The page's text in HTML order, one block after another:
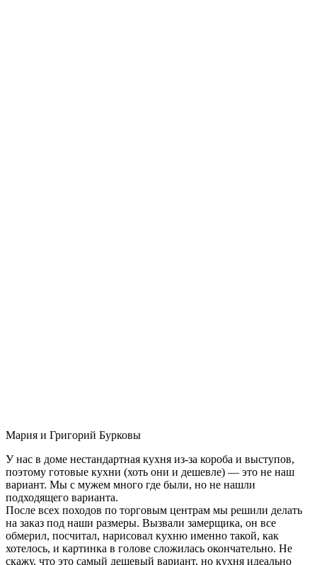
Мария и Григорий Бурковы
У нас в доме нестандартная кухня из-за короба и выступов,
поэтому готовые кухни (хоть они и дешевле) — это не наш
вариант. Мы с мужем много где были, но не нашли
подходящего варианта.
После всех походов по торговым центрам мы решили делать
на заказ под наши размеры. Вызвали замерщика, он все
обмерил, посчитал, нарисовал кухню именно такой, как
хотелось, и картинка в голове сложилась окончательно. Не
скажу, что это самый дешевый вариант, но кухня идеально